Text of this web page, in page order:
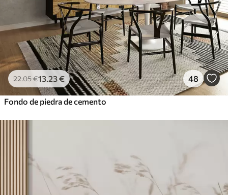
22.05€13 .23€ 48
Fondo de piedra de cemento